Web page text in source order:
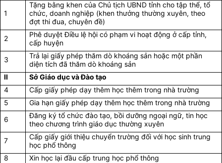
1
Tặng bằng khen của Chủ tịch UBND tỉnh cho tập thể, tổ
chức, doanh nghiệp (khen thưởng thường xuyên, theo
đợt thi đua, chuyên đề)
2
Phê duyệt Điều lệ hội có phạm vi hoạt động ở cấp tỉnh,
cấp huyện
3
Trả lại giấy phép thăm dò khoáng sản hoặc một phần
diện tích đã thăm dò khoáng sản
II
Sở Giáo dục và Đào tạo
4
Cấp giấy phép dạy thêm học thêm trong nhà trường
5
Gia hạn giấy phép dạy thêm học thêm trong nhà trường
6
Đăng ký tổ chức đào tạo, bồi dưỡng ngoại ngữ, tin học
theo chương trình giáo dục thường xuyên
7
Cấp giấy giới thiệu chuyển trường đối với học sinh trung
học phổ thông
8
Xin học lại đầu cấp trung học phổ thông